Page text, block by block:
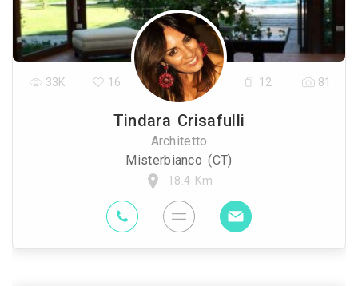
Tindara Crisafulli
Architetto
Misterbianco (CT)
18.4 Km
33K 16 12 81